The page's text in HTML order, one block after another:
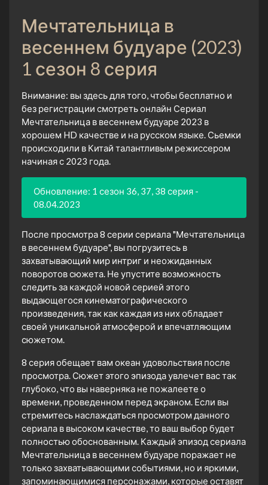
Мечтательница в
весеннем будуаре (2023)
1 сезон 8 серия
Внимание: вы здесь для того, чтобы бесплатно и
без регистрации смотреть онлайн Сериал
Мечтательница в весеннем будуаре 2023 в
хорошем HD качестве и на русском языке. Сьемки
происходили в Китай талантливым режиссером
начиная с 2023 года.
Обновление: 1 сезон 36, 37, 38 серия -
08.04.2023
После просмотра 8 серии сериала "Мечтательница
в весеннем будуаре", вы погрузитесь в
захватывающий мир интриг и неожиданных
поворотов сюжета. Не упустите возможность
следить за каждой новой серией этого
выдающегося кинематографического
произведения, так как каждая из них обладает
своей уникальной атмосферой и впечатляющим
сюжетом.
8 серия обещает вам океан удовольствия после
просмотра. Сюжет этого эпизода увлечет вас так
глубоко, что вы наверняка не пожалеете о
времени, проведенном перед экраном. Если вы
стремитесь наслаждаться просмотром данного
сериала в высоком качестве, то ваш выбор будет
полностью обоснованным. Каждый эпизод сериала
Мечтательница в весеннем будуаре поражает не
только захватывающими событиями, но и яркими,
запоминающимися персонажами, которые оставят